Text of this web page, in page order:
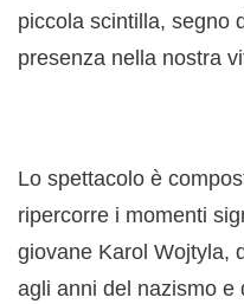
piccola scintilla, segno
presenza nella nostra
Lo spettacolo è
ripercorre i momenti
giovane Karol Wojtyla,
agli anni del nazismo e